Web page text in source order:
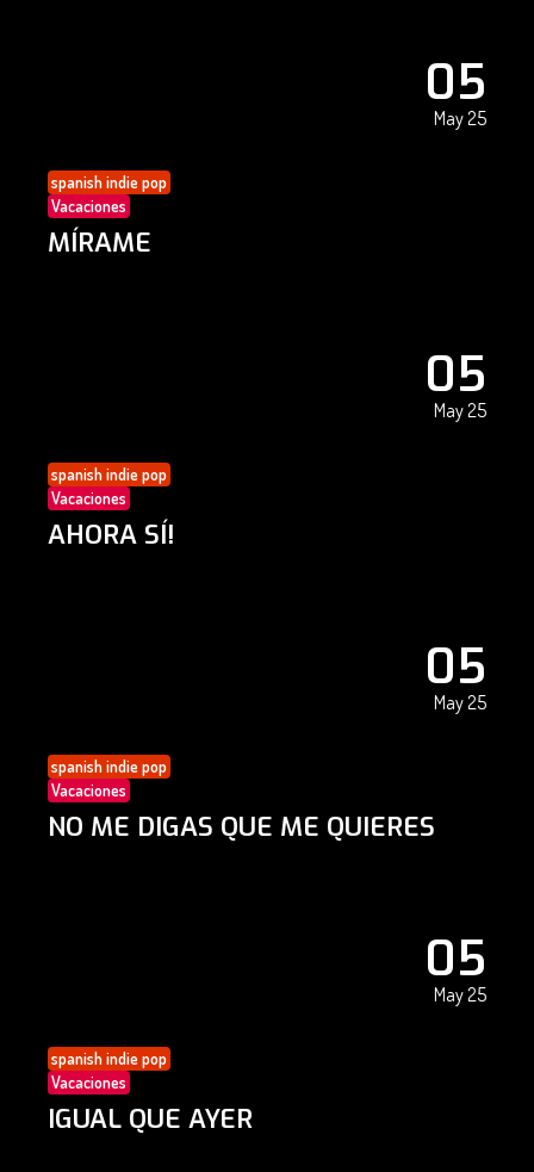
05
May 25
spanish indie pop
Vacaciones
MÍRAME
05
May 25
spanish indie pop
Vacaciones
AHORA SÍ!
05
May 25
spanish indie pop
Vacaciones
NO ME DIGAS QUE ME QUIERES
05
May 25
spanish indie pop
Vacaciones
IGUAL QUE AYER